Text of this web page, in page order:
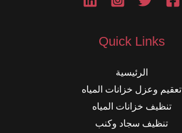
Quick Links
الرئيسية
تعقيم وعزل خزانات المياه
تنظيف خزانات المياه
تنظيف سجاد وكنب